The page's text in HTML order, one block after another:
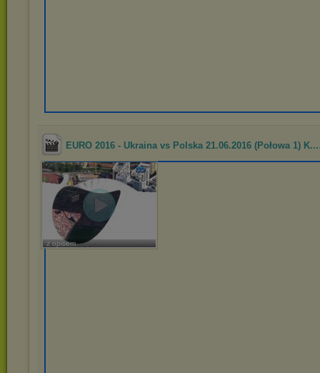
EURO 2016 - Ukraina vs Polska 21.06.2016 (Połowa 1) K...
z opisem